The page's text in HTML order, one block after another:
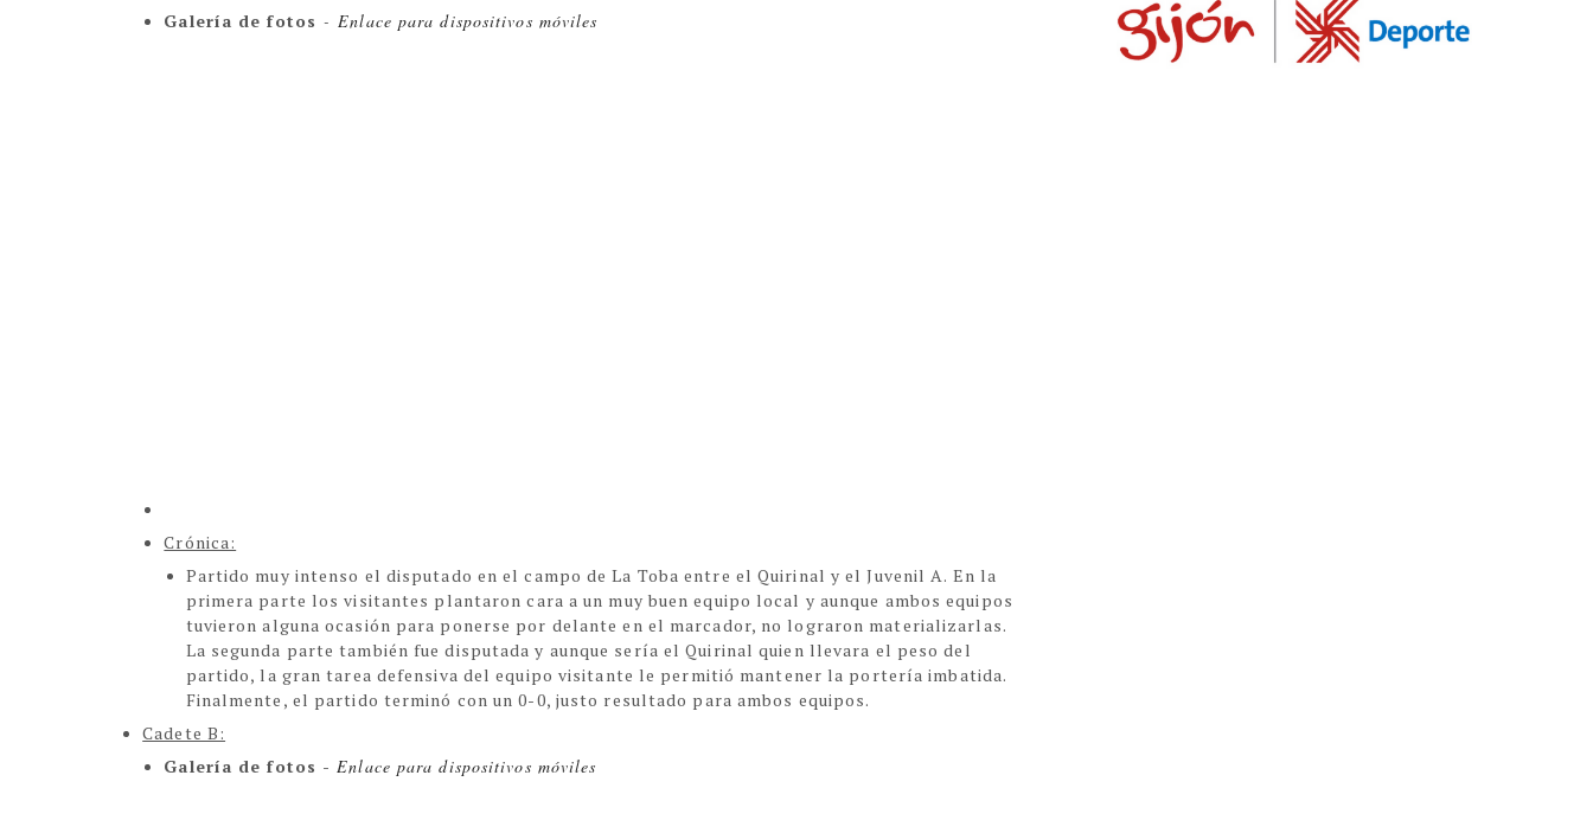
Galería de fotos -Enlace para dispositivos móviles
Crónica:
Partido muy intenso el disputado en el campo de La Toba entre el Quirinal y el Juvenil A. En la
primera parte los visitantes plantaron cara a un muy buen equipo local y aunque ambos equipos
tuvieron alguna ocasión para ponerse por delante en el marcador, no lograron materializarlas.
La segunda parte también fue disputada y aunque sería el Quirinal quien llevara el peso del
partido, la gran tarea defensiva del equipo visitante le permitió mantener la portería imbatida.
Finalmente, el partido terminó con un 0-0, justo resultado para ambos equipos.
Cadete B:
Galería de fotos -Enlace para dispositivos móviles